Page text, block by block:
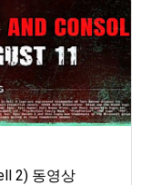
2) 동영상